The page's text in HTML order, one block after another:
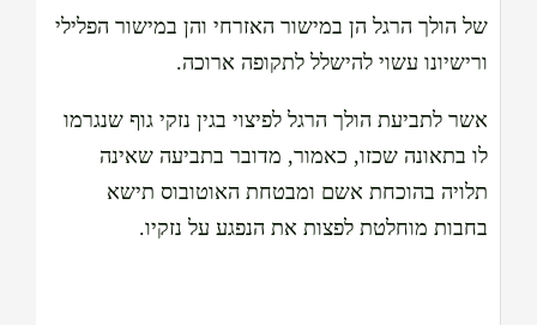
של הולך הרגל הן במישור האזרחי והן במישור הפלילי
ורישיונו עשוי להישלל לתקופה ארוכה.
אשר לתביעת הולך הרגל לפיצוי בגין נזקי גוף שנגרמו
לו בתאונה שכזו, כאמור, מדובר בתביעה שאינה
תלויה בהוכחת אשם ומבטחת האוטובוס תישא
בחבות מוחלטת לפצות את הנפגע על נזקיו.